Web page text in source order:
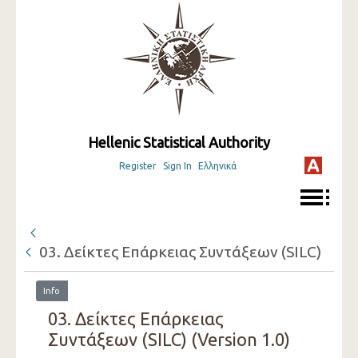
Hellenic Statistical Authority
Register Sign In Ελληνικά
03. Δείκτες Επάρκειας Συντάξεων (SILC)
Info
03. Δείκτες Επάρκειας
Συντάξεων (SILC) (Version 1.0)